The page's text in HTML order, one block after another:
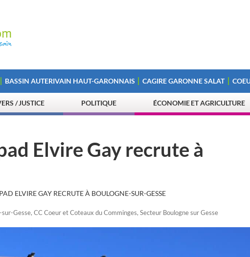
BASSIN AUTERIVAIN HAUT-GARONNAIS CAGIRE GARONNE SALAT
/ JUSTICE POLITIQUE ÉCONOMIE ET AGRICULTURE
Elvire Gay recrute à
ELVIRE GAY RECRUTE À BOULOGNE-SUR-GESSE
sur-Gesse, CC Coeur et Coteaux du Comminges, Secteur Boulogne sur Gesse